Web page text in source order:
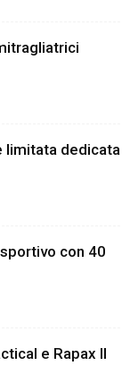
limitata dedicata
con 40
e Rapax II